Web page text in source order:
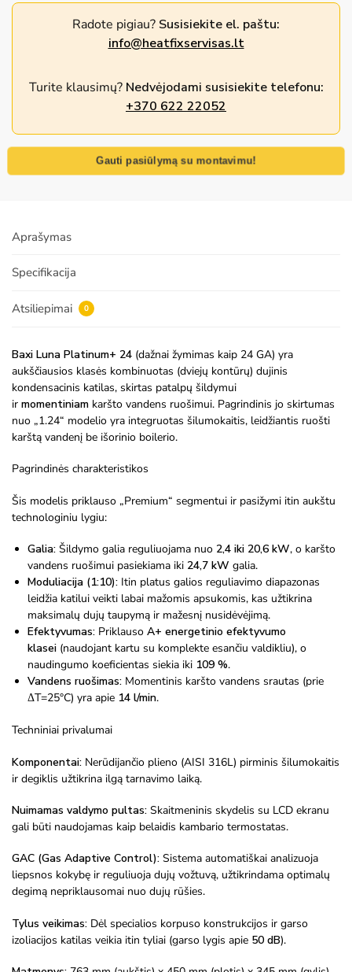
Radote pigiau? Susisiekite el. paštu:
info@heatfixservisas.lt
Turite klausimų? Nedvėjodami susisiekite telefonu:
+370 622 22052
Gauti pasiūlymą su montavimu!
Aprašymas
Specifikacija
Atsiliepimai 0
Baxi Luna Platinum+ 24 (dažnai žymimas kaip 24 GA) yra
aukščiausios klasės kombinuotas (dviejų kontūrų) dujinis
kondensacinis katilas, skirtas patalpų šildymui
ir momentiniam karšto vandens ruošimui. Pagrindinis jo skirtumas
nuo „1.24“ modelio yra integruotas šilumokaitis, leidžiantis ruošti
karštą vandenį be išorinio boilerio.
Pagrindinės charakteristikos
Šis modelis priklauso „Premium“ segmentui ir pasižymi itin aukštu
technologiniu lygiu:
Galia: Šildymo galia reguliuojama nuo 2,4 iki 20,6 kW, o karšto
vandens ruošimui pasiekiama iki 24,7 kW galia.
Moduliacija (1:10): Itin platus galios reguliavimo diapazonas
leidžia katilui veikti labai mažomis apsukomis, kas užtikrina
maksimalų dujų taupymą ir mažesnį nusidėvėjimą.
Efektyvumas: Priklauso A+ energetinio efektyvumo
klasei (naudojant kartu su komplekte esančiu valdikliu), o
naudingumo koeficientas siekia iki 109 %.
Vandens ruošimas: Momentinis karšto vandens srautas (prie
ΔT=25°C) yra apie 14 l/min.
Techniniai privalumai
Komponentai: Nerūdijančio plieno (AISI 316L) pirminis šilumokaitis
ir degiklis užtikrina ilgą tarnavimo laiką.
Nuimamas valdymo pultas: Skaitmeninis skydelis su LCD ekranu
gali būti naudojamas kaip belaidis kambario termostatas.
GAC (Gas Adaptive Control): Sistema automatiškai analizuoja
liepsnos kokybę ir reguliuoja dujų vožtuvą, užtikrindama optimalų
degimą nepriklausomai nuo dujų rūšies.
Tylus veikimas: Dėl specialios korpuso konstrukcijos ir garso
izoliacijos katilas veikia itin tyliai (garso lygis apie 50 dB).